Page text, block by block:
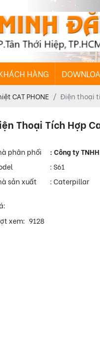
HÀNG
CAT PHONE Điện thoại
Thoại Tích Hợp
phân phối
: Công ty
: S61
sản xuất
: Caterpillar
xem: 9128